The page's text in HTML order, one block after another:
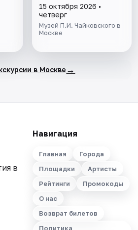
15 октября 2026 •
четверг
Музей П.И. Чайковского в
Москве
в Москве →
в
Навигация
Главная
Города
Площадки
Артисты
Рейтинги
Промокоды
О нас
Возврат билетов
Политика